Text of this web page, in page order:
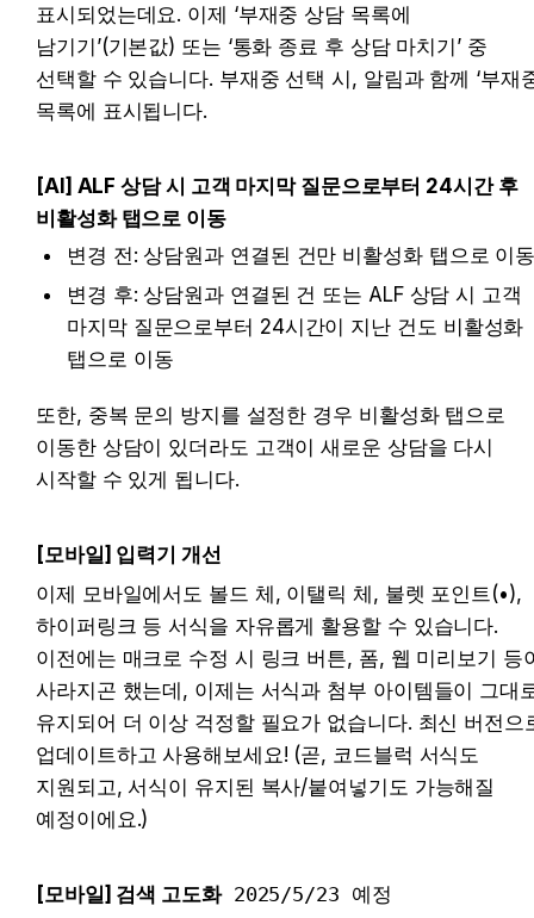
표시되었는데요. 이제 ‘부재중 상담 목록에
남기기’(기본값) 또는 ‘통화 종료 후 상담 마치기’ 중
선택할 수 있습니다. 부재중 선택 시, 알림과 함께 ‘부재
목록에 표시됩니다.
[AI] ALF 상담 시 고객 마지막 질문으로부터 24시간 후
비활성화 탭으로 이동
변경 전: 상담원과 연결된 건만 비활성화 탭으로 이
변경 후: 상담원과 연결된 건 또는 ALF 상담 시 고객
마지막 질문으로부터 24시간이 지난 건도 비활성화
탭으로 이동
또한, 중복 문의 방지를 설정한 경우 비활성화 탭으로
이동한 상담이 있더라도 고객이 새로운 상담을 다시
시작할 수 있게 됩니다.
[모바일] 입력기 개선
이제 모바일에서도 볼드 체, 이탤릭 체, 불렛 포인트(•),
하이퍼링크 등 서식을 자유롭게 활용할 수 있습니다.
이전에는 매크로 수정 시 링크 버튼, 폼, 웹 미리보기 등
사라지곤 했는데, 이제는 서식과 첨부 아이템들이 그대
유지되어 더 이상 걱정할 필요가 없습니다. 최신 버전으
업데이트하고 사용해보세요! (곧, 코드블럭 서식도
지원되고, 서식이 유지된 복사/붙여넣기도 가능해질
예정이에요.)
[모바일] 검색 고도화 2025/5/23 예정